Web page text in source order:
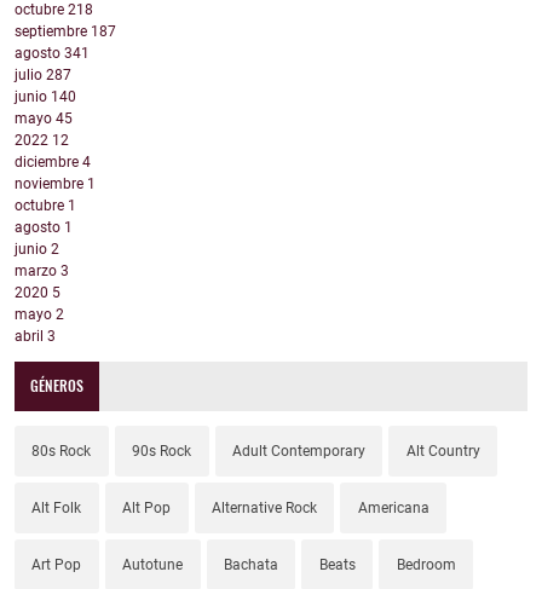
octubre 218
septiembre 187
agosto 341
julio 287
junio 140
mayo 45
2022 12
diciembre 4
noviembre 1
octubre 1
agosto 1
junio 2
marzo 3
2020 5
mayo 2
abril 3
GÉNEROS
80s Rock 90s Rock Adult Contemporary Alt Country
Alt Folk Alt Pop Alternative Rock Americana
Art Pop Autotune Bachata Beats Bedroom